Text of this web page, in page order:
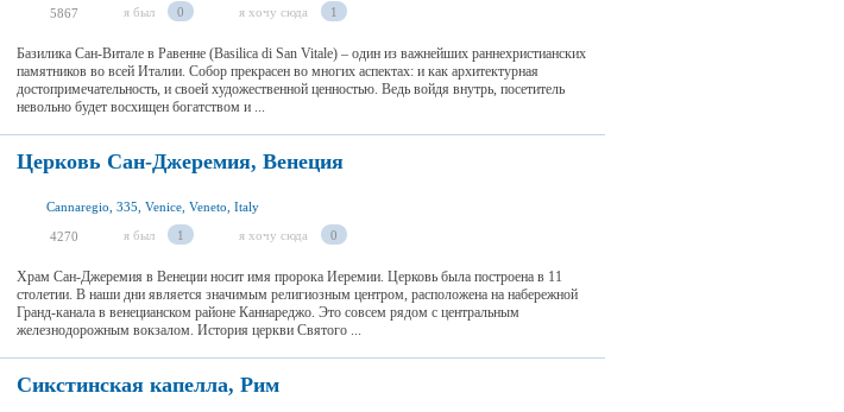
5867 я был 0 я хочу сюда 1
Базилика Сан-Витале в Равенне (Basilica di San Vitale) – один из важнейших раннехристианских
памятников во всей Италии. Собор прекрасен во многих аспектах: и как архитектурная
достопримечательность, и своей художественной ценностью. Ведь войдя внутрь, посетитель
невольно будет восхищен богатством и ...
Церковь Сан-Джеремия, Венеция
Cannaregio, 335, Venice, Veneto, Italy
4270 я был 1 я хочу сюда 0
Храм Сан-Джеремия в Венеции носит имя пророка Иеремии. Церковь была построена в 11
столетии. В наши дни является значимым религиозным центром, расположена на набережной
Гранд-канала в венецианском районе Каннареджо. Это совсем рядом с центральным
железнодорожным вокзалом. История церкви Святого ...
Сикстинская капелла, Рим